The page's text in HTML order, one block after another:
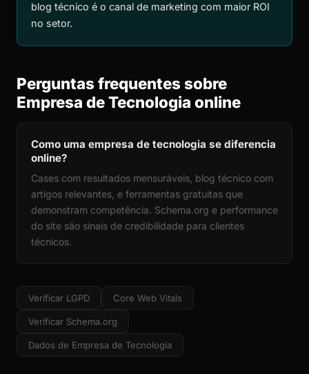
blog técnico é o canal de marketing com maior ROI
no setor.
Perguntas frequentes sobre
Empresa de Tecnologia online
Como uma empresa de tecnologia se diferencia
online?
Cases com resultados mensuráveis, blog técnico com
artigos relevantes, e ferramentas gratuitas que
demonstram competência. Schema.org e performance
do site são sinais de credibilidade para clientes
técnicos.
Verificar LGPD Core Web Vitals
Verificar Schema.org
Dados de Empresa de Tecnologia